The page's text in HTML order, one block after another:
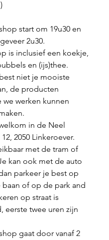
start om 19u30 en
2u30.
is inclusief een koekje,
en (ijs)thee.
niet je mooiste
de producten
we werken kunnen
in de Neel
2050 Linkeroever.
met de tram of
kan ook met de auto
parkeer je best op
of op de park and
op straat is
eerste twee uren zijn
gaat door vanaf 2